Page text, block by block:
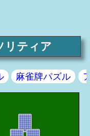
リティア
麻雀牌パズル